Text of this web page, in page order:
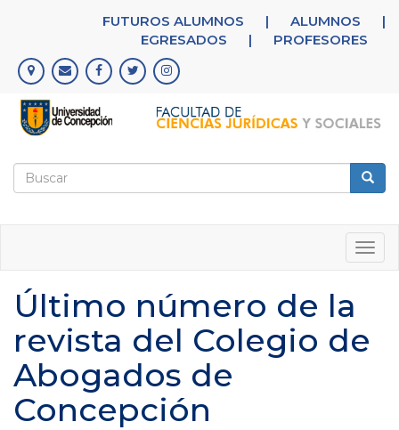
principal
FUTUROS ALUMNOS | ALUMNOS
|
EGRESADOS
| PROFESORES
Formulario
Último número de la
revista del Colegio de
Abogados de
Concepción